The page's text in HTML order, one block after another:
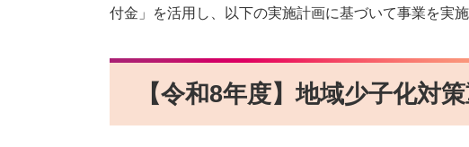
付金」を活用し、以下の実施計画に基づいて事業を実施
【令和8年度】​地域少子化対